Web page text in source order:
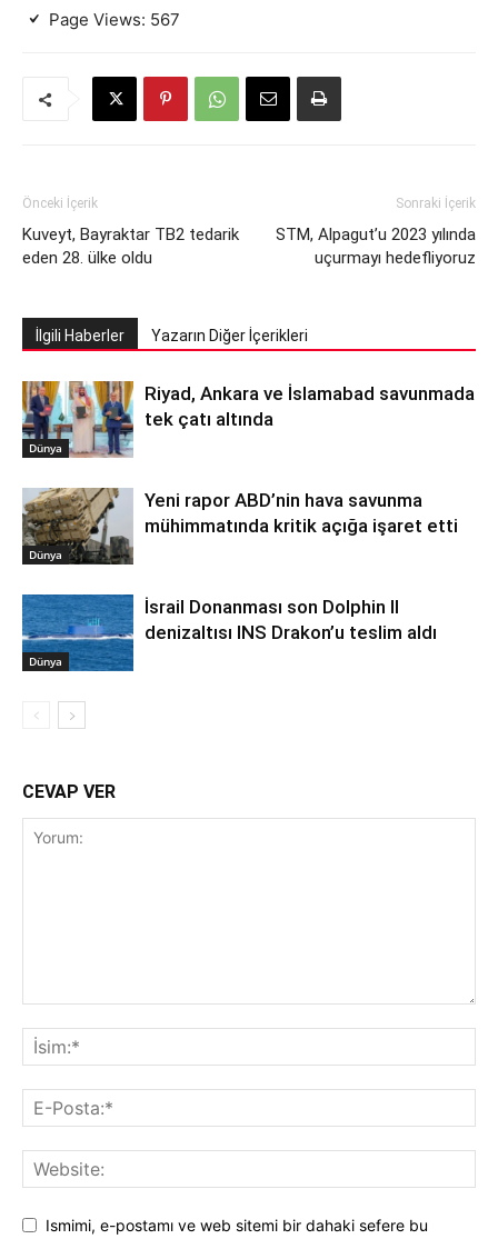
Page Views: 567
Önceki İçerik
Kuveyt, Bayraktar TB2 tedarik
eden 28. ülke oldu
Sonraki İçerik
STM, Alpagut’u 2023 yılında
uçurmayı hedefliyoruz
İlgili Haberler Yazarın Diğer İçerikleri
Dünya
Riyad, Ankara ve İslamabad savunmada
tek çatı altında
Dünya
Yeni rapor ABD’nin hava savunma
mühimmatında kritik açığa işaret etti
Dünya
İsrail Donanması son Dolphin II
denizaltısı INS Drakon’u teslim aldı
CEVAP VER
Ismimi, e-postamı ve web sitemi bir dahaki sefere bu